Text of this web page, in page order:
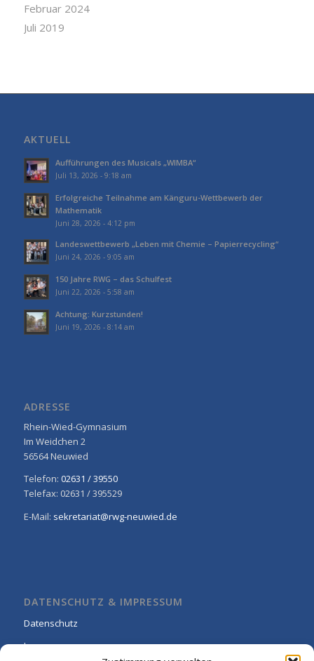
Februar 2024
Juli 2019
AKTUELL
Aufführungen des Musicals „WIMBA“
Juli 13, 2026 - 9:18 am
Erfolgreiche Teilnahme am Känguru-Wettbewerb der
Mathematik
Juni 28, 2026 - 4:12 pm
Landeswettbewerb „Leben mit Chemie – Papierrecycling“
Juni 24, 2026 - 9:05 am
150 Jahre RWG – das Schulfest
Juni 22, 2026 - 5:58 am
Achtung: Kurzstunden!
Juni 19, 2026 - 8:14 am
ADRESSE
Rhein-Wied-Gymnasium
Im Weidchen 2
56564 Neuwied
Telefon: 02631 / 39550
Telefax: 02631 / 395529
E-Mail: sekretariat@rwg-neuwied.de
DATENSCHUTZ & IMPRESSUM
Datenschutz
Impressum